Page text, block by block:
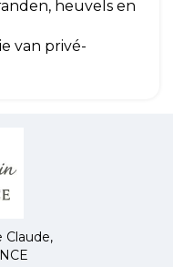
heuvels en
van privé-
Claude,